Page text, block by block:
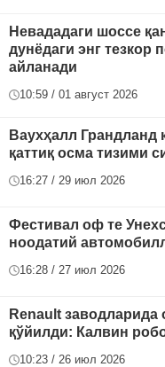
Невададаги шоссе
дунёдаги энг тезкор
айланади
10:59 / 01 август 2026
Ваухҳалл Грандланд
қаттиқ осма тизими
16:27 / 29 июл 2026
Фестивал оф те
ноодатий
16:28 / 27 июл 2026
Renault заводларида
қўйилди: Калвин
10:23 / 26 июл 2026